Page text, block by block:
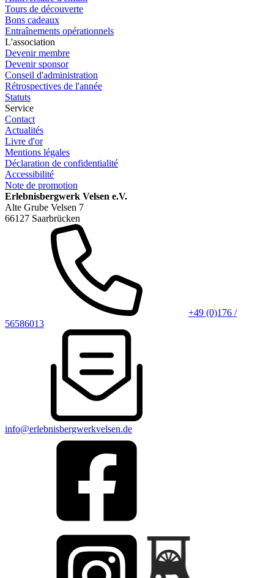
Tours de découverte
Bons cadeaux
Entraînements opérationnels
L'association
Devenir membre
Devenir sponsor
Conseil d'administration
Rétrospectives de l'année
Statuts
Service
Contact
Actualités
Livre d'or
Mentions légales
Déclaration de confidentialité
Accessibilité
Note de promotion
Erlebnisbergwerk Velsen e.V.
Alte Grube Velsen 7
66127 Saarbrücken
+49 (0)176 /
56586013
info@erlebnisbergwerkvelsen.de